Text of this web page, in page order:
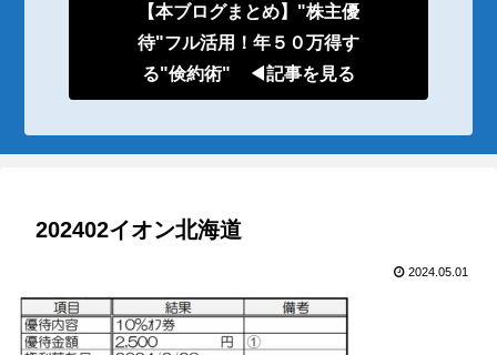
【本ブログまとめ】"株主優
待"フル活用！年５０万得す
る"倹約術" ◀記事を見る
202402イオン北海道
2024.05.01